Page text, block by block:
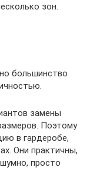
зон.
большинство
замены
Поэтому
в гардеробе,
Они практичны,
просто